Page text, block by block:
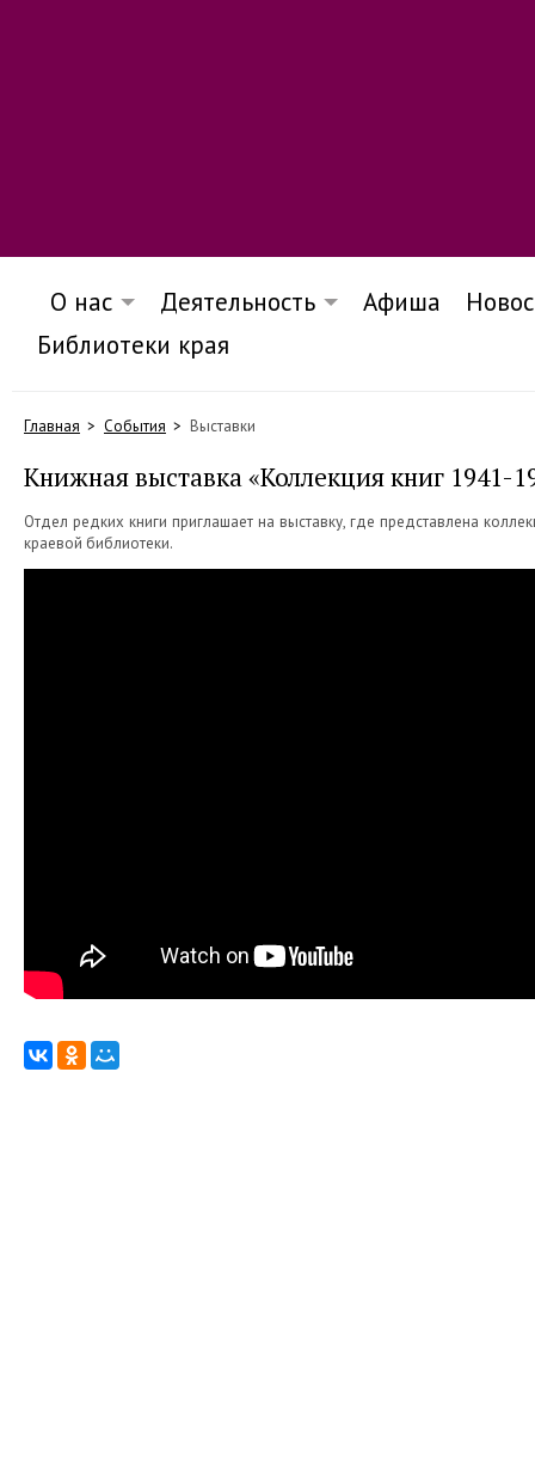
О нас Деятельность Афиша
Библиотеки края
Главная События Выставки
Книжная выставка «Коллекция книг 1941-
Отдел редких книги приглашает на выставку, где представлена
краевой библиотеки.